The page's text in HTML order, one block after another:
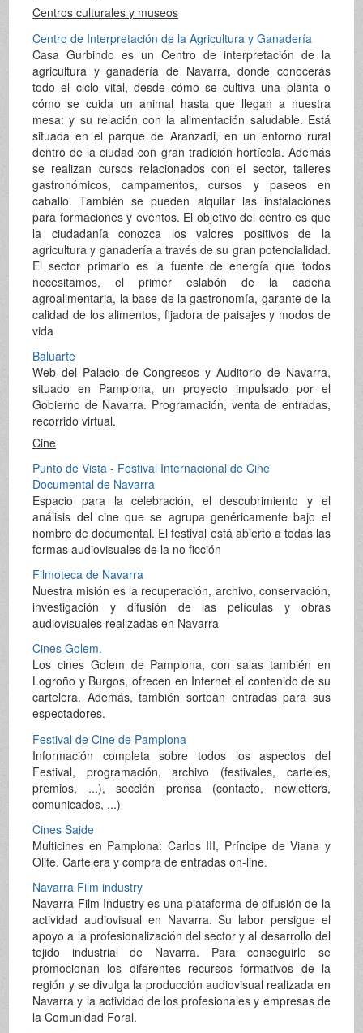
Centros culturales y museos
Centro de Interpretación de la Agricultura y Ganadería
Casa Gurbindo es un Centro de interpretación de la
agricultura y ganadería de Navarra, donde conocerás
todo el ciclo vital, desde cómo se cultiva una planta o
cómo se cuida un animal hasta que llegan a nuestra
mesa: y su relación con la alimentación saludable. Está
situada en el parque de Aranzadi, en un entorno rural
dentro de la ciudad con gran tradición hortícola. Además
se realizan cursos relacionados con el sector, talleres
gastronómicos, campamentos, cursos y paseos en
caballo. También se pueden alquilar las instalaciones
para formaciones y eventos. El objetivo del centro es que
la ciudadanía conozca los valores positivos de la
agricultura y ganadería a través de su gran potencialidad.
El sector primario es la fuente de energía que todos
necesitamos, el primer eslabón de la cadena
agroalimentaria, la base de la gastronomía, garante de la
calidad de los alimentos, fijadora de paisajes y modos de
vida
Baluarte
Web del Palacio de Congresos y Auditorio de Navarra,
situado en Pamplona, un proyecto impulsado por el
Gobierno de Navarra. Programación, venta de entradas,
recorrido virtual.
Cine
Punto de Vista - Festival Internacional de Cine
Documental de Navarra
Espacio para la celebración, el descubrimiento y el
análisis del cine que se agrupa genéricamente bajo el
nombre de documental. El festival está abierto a todas las
formas audiovisuales de la no ficción
Filmoteca de Navarra
Nuestra misión es la recuperación, archivo, conservación,
investigación y difusión de las películas y obras
audiovisuales realizadas en Navarra
Cines Golem.
Los cines Golem de Pamplona, con salas también en
Logroño y Burgos, ofrecen en Internet el contenido de su
cartelera. Además, también sortean entradas para sus
espectadores.
Festival de Cine de Pamplona
Información completa sobre todos los aspectos del
Festival, programación, archivo (festivales, carteles,
premios, ...), sección prensa (contacto, newletters,
comunicados, ...)
Cines Saide
Multicines en Pamplona: Carlos III, Príncipe de Viana y
Olite. Cartelera y compra de entradas on-line.
Navarra Film industry
Navarra Film Industry es una plataforma de difusión de la
actividad audiovisual en Navarra. Su labor persigue el
apoyo a la profesionalización del sector y al desarrollo del
tejido industrial de Navarra. Para conseguirlo se
promocionan los diferentes recursos formativos de la
región y se divulga la producción audiovisual realizada en
Navarra y la actividad de los profesionales y empresas de
la Comunidad Foral.